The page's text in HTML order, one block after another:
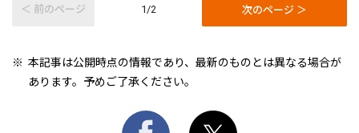
＜ 前のページ 1/2 次のページ ＞
本記事は公開時点の情報であり、最新のものとは異なる場合が
あります。予めご了承ください。